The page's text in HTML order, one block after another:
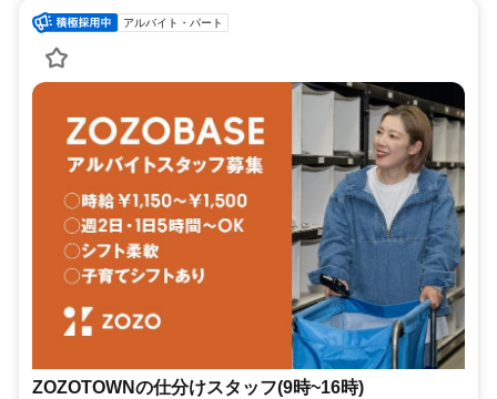
アルバイト・パート
ZOZOTOWNの仕分けスタッフ(9時~16時)